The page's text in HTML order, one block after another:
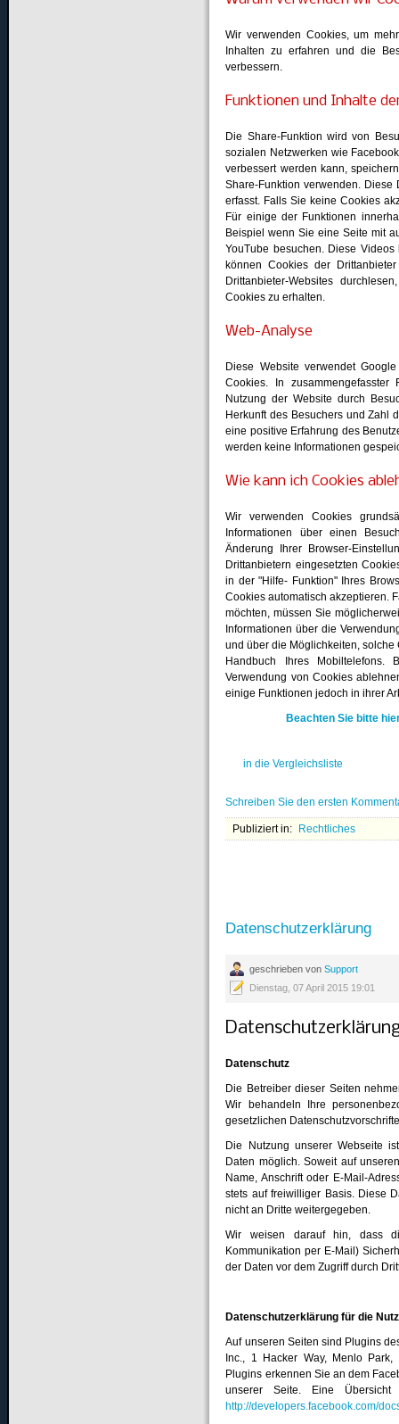
Wir verwenden Cookies, um
Inhalten zu erfahren und die
verbessern.
Funktionen und Inhalte
Die Share-Funktion wird von
sozialen Netzwerken wie
verbessert werden kann,
Share-Funktion verwenden.
erfasst. Falls Sie keine Cookies
Für einige der Funktionen
Beispiel wenn Sie eine Seite mit
YouTube besuchen. Diese
können Cookies der
Drittanbieter-Websites
Cookies zu erhalten.
Web-Analyse
Diese Website verwendet
Cookies. In
Nutzung der Website durch
Herkunft des Besuchers und Zahl
eine positive Erfahrung des
werden keine Informationen
Wie kann ich Cookies
Wir verwenden Cookies
Informationen über einen
Änderung Ihrer Browser-
Drittanbietern eingesetzten
in der "Hilfe- Funktion" Ihres
Cookies automatisch akzeptieren.
möchten, müssen Sie
Informationen über die
und über die Möglichkeiten,
Handbuch Ihres
Verwendung von Cookies
einige Funktionen jedoch in ihrer
Beachten Sie bitte
in die Vergleichsliste
Schreiben Sie den ersten
Publiziert in: Rechtliches
Datenschutzerklärung
geschrieben vonSupport
Dienstag, 07 April 2015 19:01
Datenschutz
Die Betreiber dieser Seiten
Wir behandeln Ihre
gesetzlichen
Die Nutzung unserer Webseite
Daten möglich. Soweit auf
Name, Anschrift oder E-Mail-
stets auf freiwilliger Basis. Diese
nicht an Dritte weitergegeben.
Wir weisen darauf hin, dass
Kommunikation per E-Mail)
der Daten vor dem Zugriff durch
Datenschutzerklärung für die
Auf unseren Seiten sind Plugins
Inc., 1 Hacker Way, Menlo
Plugins erkennen Sie an dem
unserer Seite. Eine
http://developers.facebook.com/